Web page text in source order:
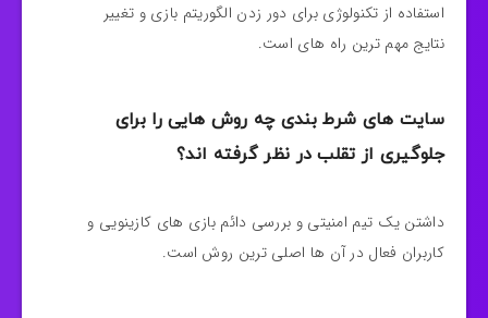
استفاده از تکنولوژی برای دور زدن الگوریتم بازی و تغییر
نتایج مهم ترین راه های است.
سایت های شرط بندی چه روش هایی را برای
جلوگیری از تقلب در نظر گرفته اند؟
داشتن یک تیم امنیتی و بررسی دائم بازی های کازینویی و
کاربران فعال در آن ها اصلی ترین روش است.